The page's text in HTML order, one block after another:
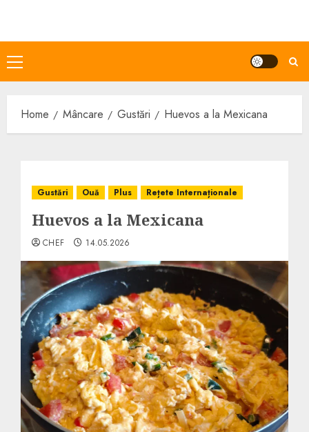
content
Primary
Menu
Home Mâncare Gustări Huevos a la Mexicana
Gustări Ouă Plus Rețete Internaționale
Huevos a la Mexicana
CHEF 14.05.2026